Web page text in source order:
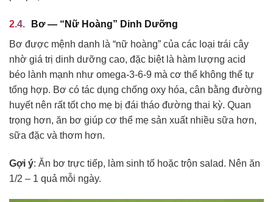
Bơ — “Nữ Hoàng” Dinh Dưỡng
Bơ được mệnh danh là “nữ hoàng” của các loại trái cây
nhờ giá trị dinh dưỡng cao, đặc biệt là hàm lượng acid
béo lành mạnh như omega-3-6-9 mà cơ thể không thể tự
tổng hợp. Bơ có tác dụng chống oxy hóa, cân bằng đường
huyết nên rất tốt cho mẹ bị đái tháo đường thai kỳ. Quan
trọng hơn, ăn bơ giúp cơ thể mẹ sản xuất nhiều sữa hơn,
sữa đặc và thơm hơn.
Gợi ý: Ăn bơ trực tiếp, làm sinh tố hoặc trộn salad. Nên ăn
1/2 – 1 quả mỗi ngày.